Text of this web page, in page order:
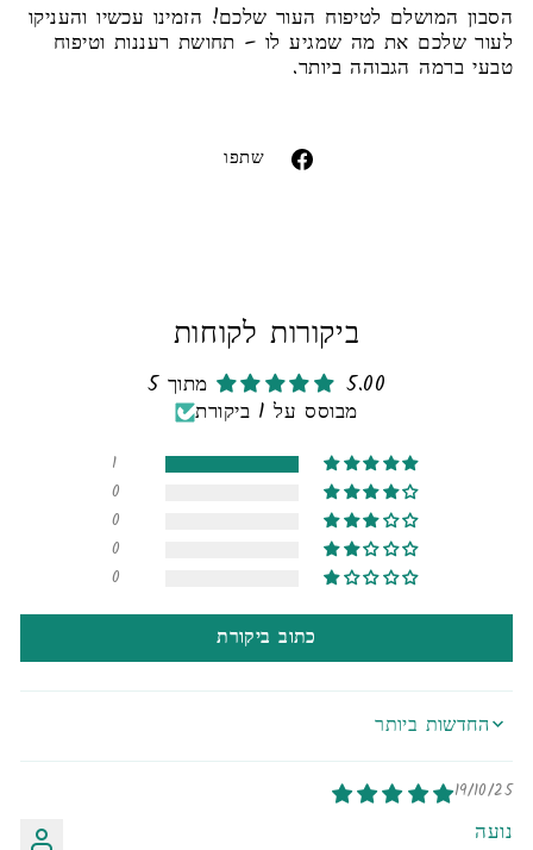
הסבון המושלם לטיפוח העור שלכם! הזמינו עכשיו והעניקו
לעור שלכם את מה שמגיע לו – תחושת רעננות וטיפוח
טבעי ברמה הגבוהה ביותר.
invalid url input
שתפו
ביקורות לקוחות
5.00 מתוך 5
מבוסס על 1 ביקורת
1
0
0
0
0
כתוב ביקורת
SORT BY
19/10/25
נועה